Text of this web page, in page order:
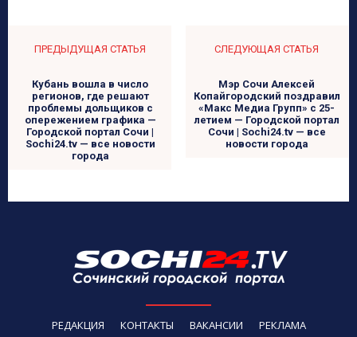
ПРЕДЫДУЩАЯ СТАТЬЯ
Кубань вошла в число
регионов, где решают
проблемы дольщиков с
опережением графика —
Городской портал Сочи |
Sochi24.tv — все новости
города
СЛЕДУЮЩАЯ СТАТЬЯ
Мэр Сочи Алексей
Копайгородский поздравил
«Макс Медиа Групп» с 25-
летием — Городской портал
Сочи | Sochi24.tv — все
новости города
РЕДАКЦИЯ КОНТАКТЫ ВАКАНСИИ РЕКЛАМА